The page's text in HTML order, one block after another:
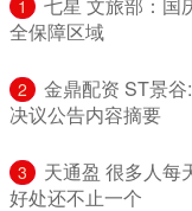
1
全保障区域
2
金鼎配资 ST景
决议公告内容摘要
3
天通盈 很多人每
好处还不止一个